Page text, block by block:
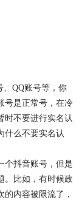
、QQ账号等，你
号是正常号，在冷
时不要进行实名认
什么不要实名认
个抖音账号，但是
。比如，有时候政
内容被限流了，